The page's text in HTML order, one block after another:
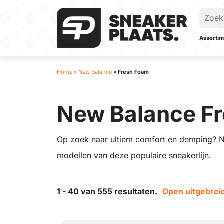
Home » New Balance » Fresh Foam
New Balance
Op zoek naar ultiem comfort en demping?
modellen van deze populaire sneakerlijn.
1 - 40 van 555 resultaten. Open